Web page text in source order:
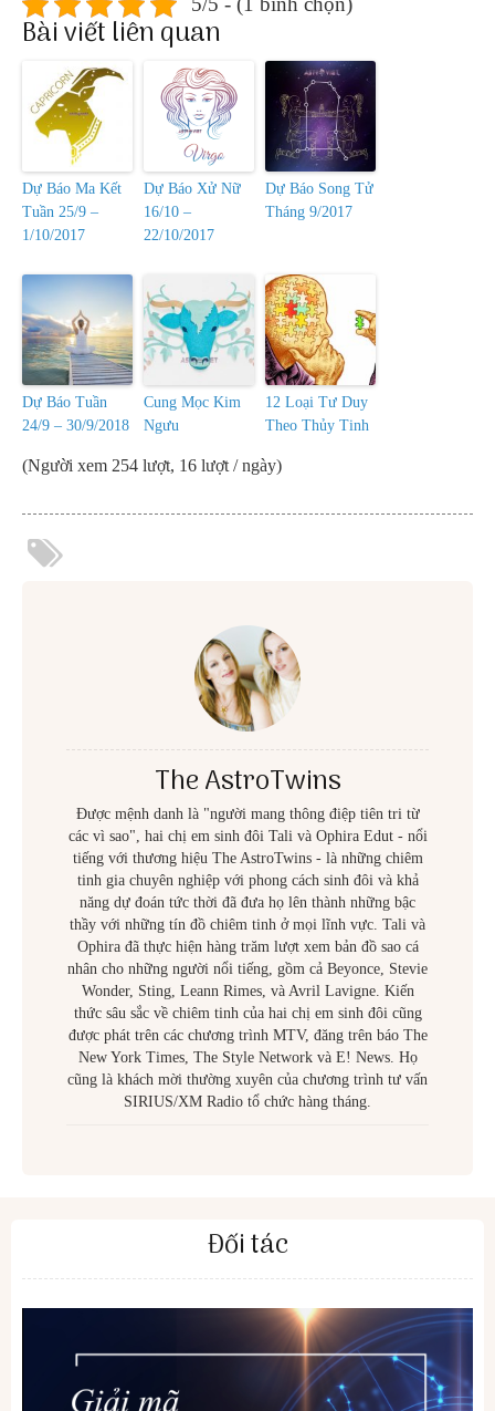
Bài viết liên quan
Dự Báo Ma Kết
Tuần 25/9 –
1/10/2017
Dự Báo Xử Nữ
16/10 –
22/10/2017
Dự Báo Song Tử
Tháng 9/2017
Dự Báo Tuần
24/9 – 30/9/2018
Cung Mọc Kim
Ngưu
12 Loại Tư Duy
Theo Thủy Tinh
(Người xem 254 lượt, 16 lượt / ngày)
The AstroTwins
Được mệnh danh là "người mang thông điệp tiên tri từ
các vì sao", hai chị em sinh đôi Tali và Ophira Edut - nổi
tiếng với thương hiệu The AstroTwins - là những chiêm
tinh gia chuyên nghiệp với phong cách sinh đôi và khả
năng dự đoán tức thời đã đưa họ lên thành những bậc
thầy với những tín đồ chiêm tinh ở mọi lĩnh vực. Tali và
Ophira đã thực hiện hàng trăm lượt xem bản đồ sao cá
nhân cho những người nổi tiếng, gồm cả Beyonce, Stevie
Wonder, Sting, Leann Rimes, và Avril Lavigne. Kiến
thức sâu sắc về chiêm tinh của hai chị em sinh đôi cũng
được phát trên các chương trình MTV, đăng trên báo The
New York Times, The Style Network và E! News. Họ
cũng là khách mời thường xuyên của chương trình tư vấn
SIRIUS/XM Radio tổ chức hàng tháng.
Đối tác